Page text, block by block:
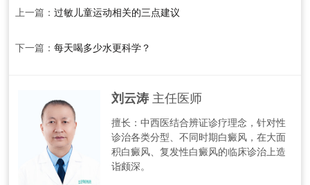
上一篇： 过敏儿童运动相关的三点建议
下一篇： 每天喝多少水更科学？
刘云涛 主任医师
擅长：中西医结合辨证诊疗理念，针对性
诊治各类分型、不同时期白癜风，在大面
积白癜风、复发性白癜风的临床诊治上造
诣颇深。